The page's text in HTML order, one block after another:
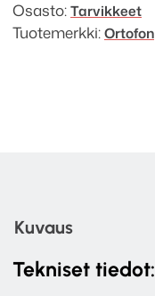
Osasto:Tarvikkeet
Tuotemerkki:Ortofon
Kuvaus
Tekniset tiedot: